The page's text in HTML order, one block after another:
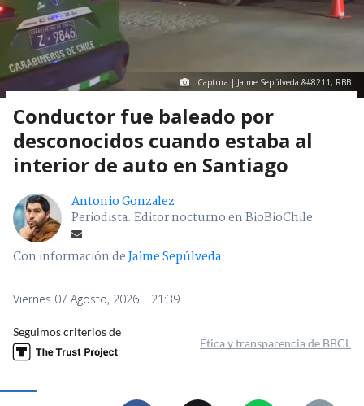
Captura | Jaime Sepúlveda &#8211; RBB
Conductor fue baleado por
desconocidos cuando estaba al
interior de auto en Santiago
Antonio Gonzalez
Periodista. Editor nocturno en BioBioChile
Con información deJaime Sepúlveda
Viernes 07 Agosto, 2026 | 21:39
Seguimos criterios de
Ética y transparencia de BBCL